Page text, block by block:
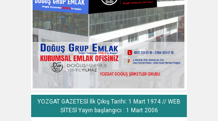
YOZGAT GAZETESİ İlk Çıkış Tarihi: 1 Mart 1974 // WEB
SİTESİ Yayın başlangıcı : 1 Mart 2006